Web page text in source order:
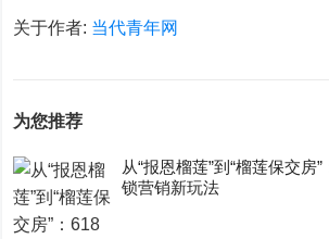
关于作者: 当代青年网
为您推荐
从“报恩榴莲”到“榴莲保交房
锁营销新玩法